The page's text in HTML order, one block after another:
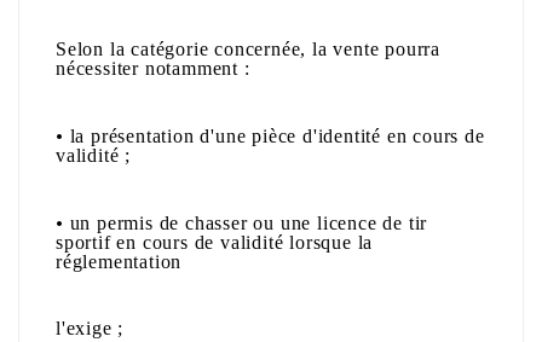
Selon la catégorie concernée, la vente pourra
nécessiter notamment :
• la présentation d'une pièce d'identité en cours de
validité ;
• un permis de chasser ou une licence de tir
sportif en cours de validité lorsque la
réglementation
l'exige ;